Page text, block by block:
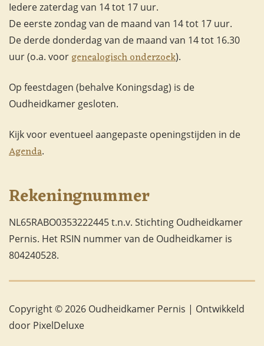
Iedere zaterdag van 14 tot 17 uur.
De eerste zondag van de maand van 14 tot 17 uur.
De derde donderdag van de maand van 14 tot 16.30
uur (o.a. voor genealogisch onderzoek).
Op feestdagen (behalve Koningsdag) is de
Oudheidkamer gesloten.
Kijk voor eventueel aangepaste openingstijden in de
Agenda.
Rekeningnummer
NL65RABO0353222445 t.n.v. Stichting Oudheidkamer
Pernis. Het RSIN nummer van de Oudheidkamer is
804240528.
Copyright © 2026 Oudheidkamer Pernis | Ontwikkeld
door PixelDeluxe